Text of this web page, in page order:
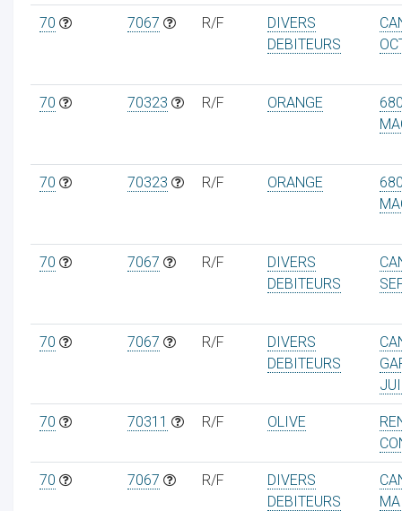
70 7067 R/F
DIVERS
DEBITEURS
70 70323 R/F ORANGE
70 70323 R/F ORANGE
70 7067 R/F
DIVERS
DEBITEURS
70 7067 R/F
DIVERS
DEBITEURS
70 70311 R/F OLIVE
70 7067 R/F
DIVERS
DEBITEURS